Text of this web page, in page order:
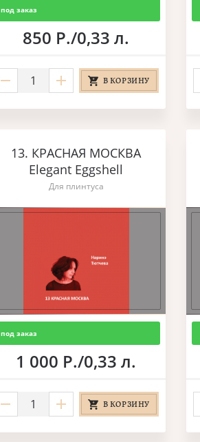
под заказ
850 Р./0,33 л.
В КОРЗИНУ
13. КРАСНАЯ МОСКВА
Elegant Eggshell
Для плинтуса
под заказ
1 000 Р./0,33 л.
В КОРЗИНУ